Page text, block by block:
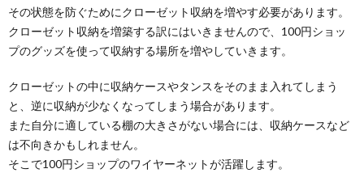
方法を徹底解説
クローゼットに収納されている洋服。でも、ただ並ん
でいるだけになっていませんか？ そこでおすすめ...
【洋服の収納術】クローゼットを上手に活
用するコツを教えます
クローゼットはあるのに、ただ洋服をかけているだけ
う。...
その状態を防ぐためにクローゼット収納を増やす必要があります。
クローゼット収納を増築する訳にはいきませんので、100円ショッ
プのグッズを使って収納する場所を増やしていきます。
クローゼットの中に収納ケースやタンスをそのまま入れてしまう
と、逆に収納が少なくなってしまう場合があります。
また自分に適している棚の大きさがない場合には、収納ケースなど
は不向きかもしれません。
そこで100円ショップのワイヤーネットが活躍します。